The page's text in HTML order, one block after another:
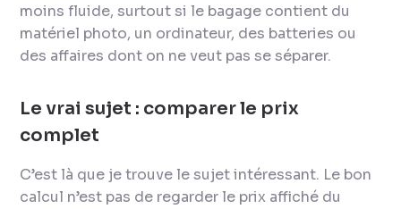
moins fluide, surtout si le bagage contient du
matériel photo, un ordinateur, des batteries ou
des affaires dont on ne veut pas se séparer.
Le vrai sujet : comparer le prix
complet
C’est là que je trouve le sujet intéressant. Le bon
calcul n’est pas de regarder le prix affiché du